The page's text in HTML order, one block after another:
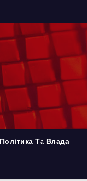
Політика Та Влада